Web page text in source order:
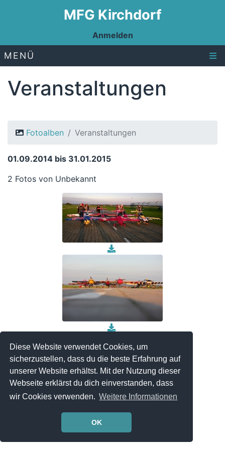
Diese Website verwendet Cookies, um
sicherzustellen, dass du die beste Erfahrung auf
unserer Website erhältst. Mit der Nutzung dieser
Webseite erklärst du dich einverstanden, dass
wir Cookies verwenden. Weitere Informationen
OK
MFG Kirchdorf
Anmelden
MENÜ
Veranstaltungen
Fotoalben Veranstaltungen
01.09.2014 bis 31.01.2015
2 Fotos von Unbekannt
Angelegt von Edwin Angele am 16.02.2015 22:13
© 2004 - 2022Admidio